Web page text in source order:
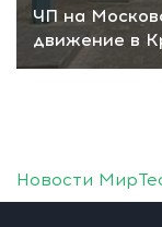
ЧП на
движение в
Новости